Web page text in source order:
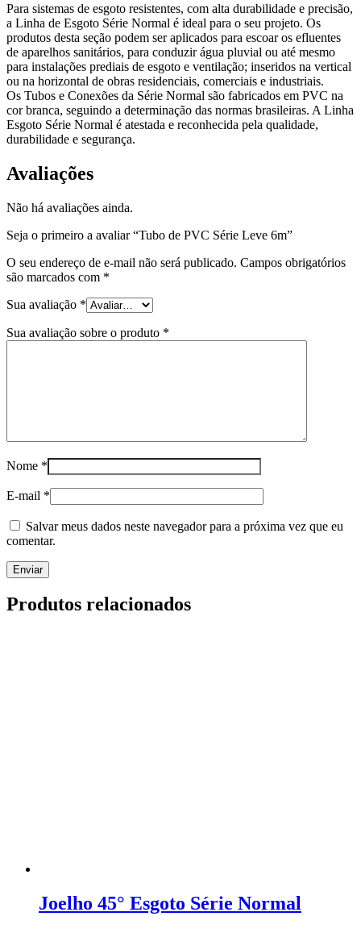
Para sistemas de esgoto resistentes, com alta durabilidade e precisão,
a Linha de Esgoto Série Normal é ideal para o seu projeto. Os
produtos desta seção podem ser aplicados para escoar os efluentes
de aparelhos sanitários, para conduzir água pluvial ou até mesmo
para instalações prediais de esgoto e ventilação; inseridos na vertical
ou na horizontal de obras residenciais, comerciais e industriais.
Os Tubos e Conexões da Série Normal são fabricados em PVC na
cor branca, seguindo a determinação das normas brasileiras. A Linha
Esgoto Série Normal é atestada e reconhecida pela qualidade,
durabilidade e segurança.
Avaliações
Não há avaliações ainda.
Seja o primeiro a avaliar “Tubo de PVC Série Leve 6m”
O seu endereço de e-mail não será publicado. Campos obrigatórios
são marcados com *
Sua avaliação *
Sua avaliação sobre o produto *
Nome *
E-mail *
Salvar meus dados neste navegador para a próxima vez que eu
comentar.
Produtos relacionados
Joelho 45° Esgoto Série Normal